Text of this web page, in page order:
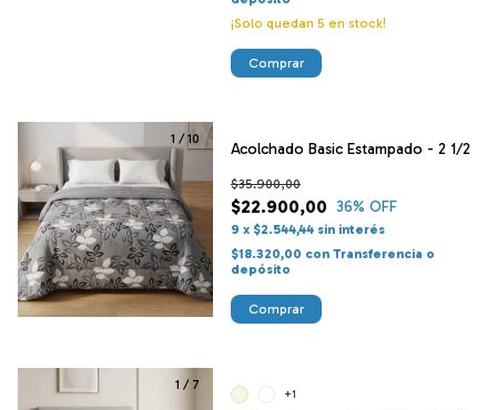
¡Solo quedan 5 en stock!
Comprar
1 / 10
Acolchado Basic Estampado - 2 1/2
$22.900,00
$35.900,00
36% OFF
9 x $2.544,44 sin interés
$18.320,00 con Transferencia o
depósito
Comprar
1 / 7
+1